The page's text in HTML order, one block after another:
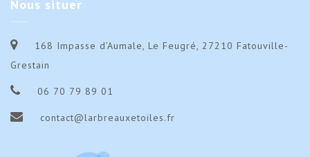
Nous situer
168 Impasse d’Aumale, Le Feugré, 27210 Fatouville-
Grestain
06 70 79 89 01
contact@larbreauxetoiles.fr